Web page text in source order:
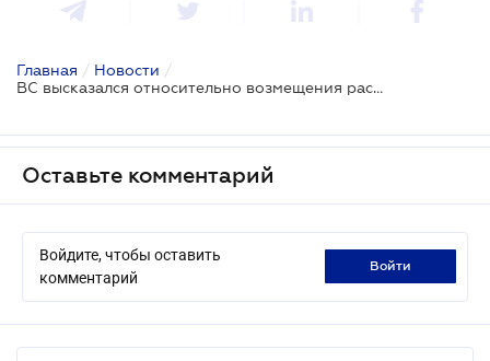
Главная / Новости /
ВС высказался относительно возмещения расходов на правовую помощь
Оставьте комментарий
Войдите, чтобы оставить
комментарий
войти